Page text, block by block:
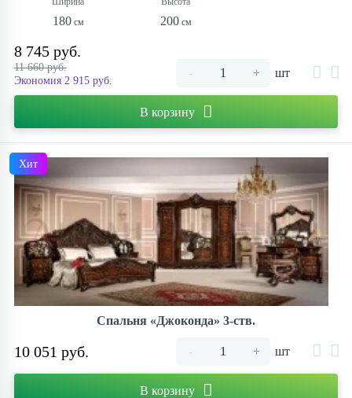
180 200
8 745 руб.
11 660 руб.
Экономия 2 915 руб.
- + шт
В корзину
Хит
Спальня «Джоконда» 3-ств.
10 051 руб. - + шт
В корзину